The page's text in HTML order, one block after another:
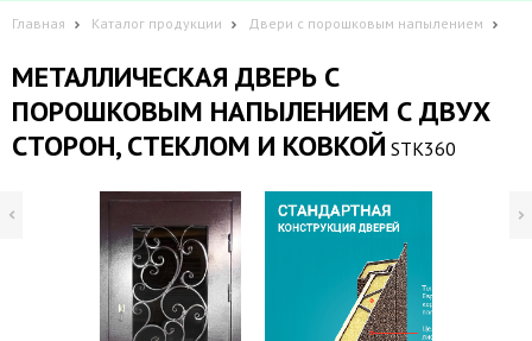
Главная Каталог продукции Двери с порошковым напылением
МЕТАЛЛИЧЕСКАЯ ДВЕРЬ С
ПОРОШКОВЫМ НАПЫЛЕНИЕМ С ДВУХ
СТОРОН, СТЕКЛОМ И КОВКОЙ STK360